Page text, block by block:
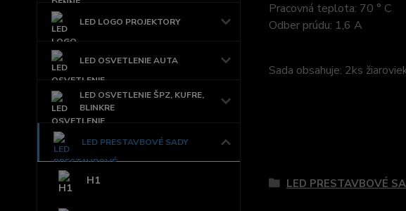
LED LOGO PROJEKTORY
LED OSVETLENIE AUTA
LED OSVETLENIE ŠPZ, KUFRE,
BLINKRE
LED PRESTAVBOVÉ SADY
H1
Pracovná teplota: 70 ° C
Odber prúdu: 1,6 A
Sada obsahuje: 2ks
LED PRESTAVBOVÉ